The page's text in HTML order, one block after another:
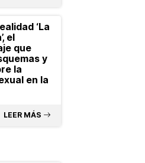
‘La
el
que
y
la
en la
LEER MÁS